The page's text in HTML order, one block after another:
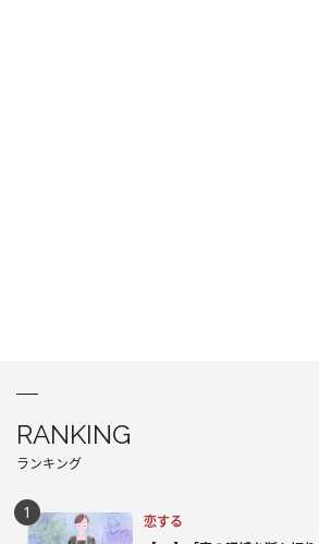
RANKING
ランキング
恋する